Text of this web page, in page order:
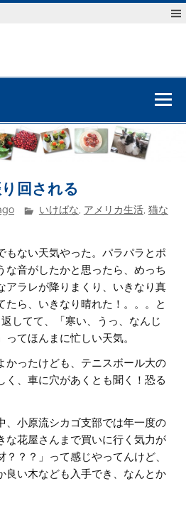
回される
いけばな アメリカ生活, 猫な
もない天気やった。パラパラとポ
な音がしたかと思ったら、めっち
アラレが降りまくり、いきなり真
たら、いきなり晴れた！。。。と
してて、「寒い、うっ、なんじ
てほんまに忙しい天気。
かったけども、テニスボール大の
く、車に穴があくとも聞く！恐る
、小原流シカゴ支部では年一度の
な花屋さんまで買いに行く気力が
？？」って感じやってんけど、
良い木なども入手でき、なんとか